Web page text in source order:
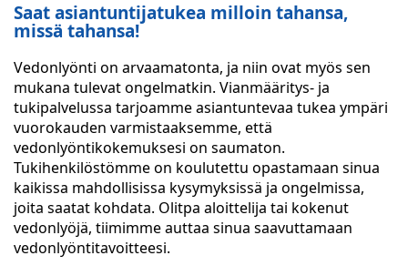
Saat asiantuntijatukea milloin tahansa,
missä tahansa!
Vedonlyönti on arvaamatonta, ja niin ovat myös sen
mukana tulevat ongelmatkin. Vianmääritys- ja
tukipalvelussa tarjoamme asiantuntevaa tukea ympäri
vuorokauden varmistaaksemme, että
vedonlyöntikokemuksesi on saumaton.
Tukihenkilöstömme on koulutettu opastamaan sinua
kaikissa mahdollisissa kysymyksissä ja ongelmissa,
joita saatat kohdata. Olitpa aloittelija tai kokenut
vedonlyöjä, tiimimme auttaa sinua saavuttamaan
vedonlyöntitavoitteesi.